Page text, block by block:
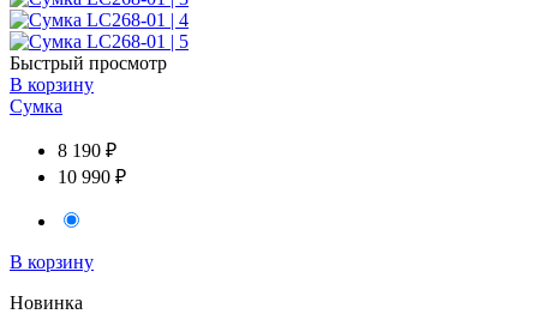
Быстрый просмотр
В корзину
Сумка
8 190 ₽
10 990 ₽
В корзину
Новинка